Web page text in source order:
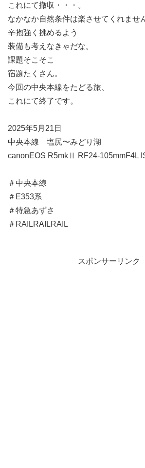
これにて撤収・・・。
なかなか自然条件は楽させてくれませ
辛抱強く挑めるよう
装備も考えなきゃだな。
課題そこそこ
宿題たくさん。
今回の中央本線をたどる旅、
これにて終了です。
2025年5月21日
中央本線 塩尻〜みどり湖
canonEOS R5mkⅡ RF24-105mmF4L
＃中央本線
＃E353系
＃特急あずさ
＃RAILRAILRAIL
スポンサーリンク